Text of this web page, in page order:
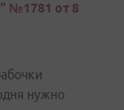
№1781 от 8
нужно